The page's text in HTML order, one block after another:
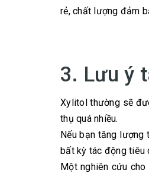
rẻ, chất lượng đảm
3. Lưu ý
Xylitol thường sẽ
thụ quá nhiều.
Nếu bạn tăng lượng
bất kỳ tác động tiêu
Một nghiên cứu